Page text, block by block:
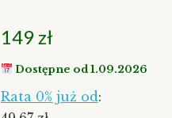
149 zł
Dostępne od 1.09.2026
Rata 0% już od :